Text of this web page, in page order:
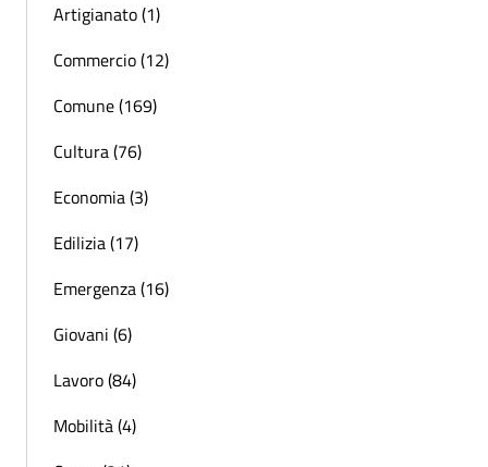
Artigianato (1)
Commercio (12)
Comune (169)
Cultura (76)
Economia (3)
Edilizia (17)
Emergenza (16)
Giovani (6)
Lavoro (84)
Mobilità (4)